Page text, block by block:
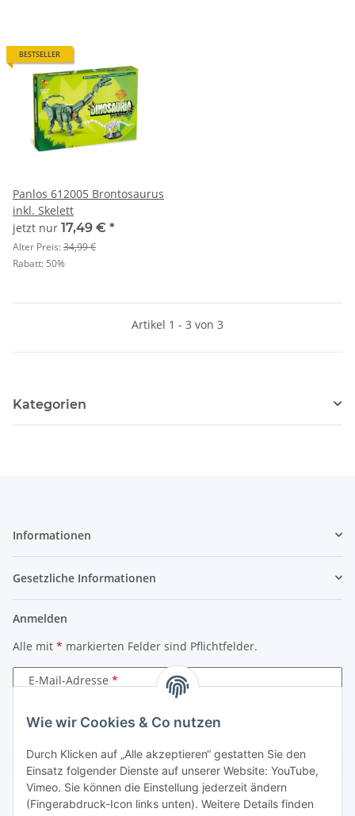
Wie wir Cookies & Co nutzen
Durch Klicken auf „Alle akzeptieren“ gestatten Sie den
Einsatz folgender Dienste auf unserer Website: YouTube,
Vimeo. Sie können die Einstellung jederzeit ändern
(Fingerabdruck-Icon links unten). Weitere Details finden
BESTSELLER
Panlos 612005 Brontosaurus
inkl. Skelett
jetzt nur 17,49 € *
Alter Preis:34,99 €
Rabatt: 50%
Artikel 1 - 3 von 3
Kategorien
Informationen
Gesetzliche Informationen
Anmelden
Alle mit * markierten Felder sind Pflichtfelder.
E-Mail-Adresse
Passwort
Anmelden
Passwort vergessen